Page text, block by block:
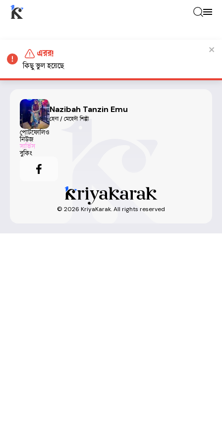
Nazibah Tanzin Emu
হেনা / মেহেদী শিল্পী
পোর্টফোলিও
নিউজ
সার্ভিস
বুকিং
© 2026 KriyaKarak. All rights reserved
এরর!
কিছু ভুল হয়েছে